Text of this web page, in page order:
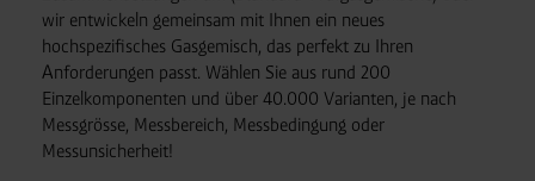
wir entwickeln gemeinsam mit Ihnen ein neues
hochspezifisches Gasgemisch, das perfekt zu Ihren
Anforderungen passt. Wählen Sie aus rund 200
Einzelkomponenten und über 40.000 Varianten, je nach
Messgrösse, Messbereich, Messbedingung oder
Messunsicherheit!